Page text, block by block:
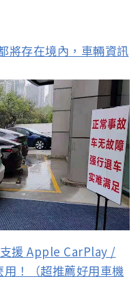
將存在境內，車輛資訊
援 Apple CarPlay /
！（超推薦好用車機